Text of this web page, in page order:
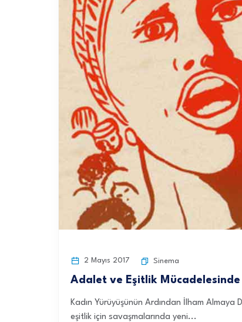
2 Mayıs 2017 Sinema
Adalet ve Eşitlik
Kadın Yürüyüşünün Ardından İlham
eşitlik için savaşmalarında yeni...